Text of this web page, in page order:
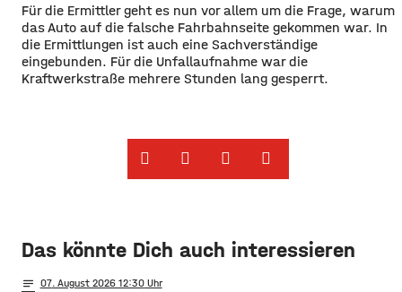
Für die Ermittler geht es nun vor allem um die Frage, warum
das Auto auf die falsche Fahrbahnseite gekommen war. In
die Ermittlungen ist auch eine Sachverständige
eingebunden. Für die Unfallaufnahme war die
Kraftwerkstraße mehrere Stunden lang gesperrt.
Das könnte Dich auch interessieren
notes 07. August 2026 12:30